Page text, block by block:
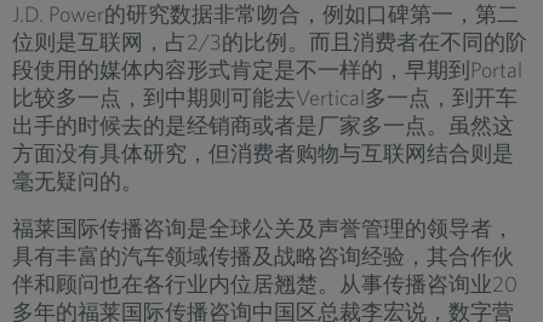
J.D. Power的研究数据非常吻合，例如口碑第一，第二
位则是互联网，占2/3的比例。而且消费者在不同的阶
段使用的媒体内容形式肯定是不一样的，早期到Portal
比较多一点，到中期则可能去Vertical多一点，到开车
出手的时候去的是经销商或者是厂家多一点。虽然这
方面没有具体研究，但消费者购物与互联网结合则是
毫无疑问的。
福莱国际传播咨询是全球公关及声誉管理的领导者，
具有丰富的汽车领域传播及战略咨询经验，其合作伙
伴和顾问也在各行业内位居翘楚。从事传播咨询业20
多年的福莱国际传播咨询中国区总裁李宏说，数字营